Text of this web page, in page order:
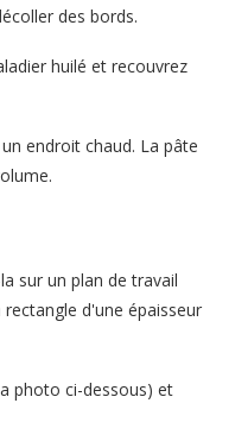
des bords.
huilé et recouvrez
endroit chaud. La pâte
sur un plan de travail
d'une épaisseur
photo ci-dessous) et